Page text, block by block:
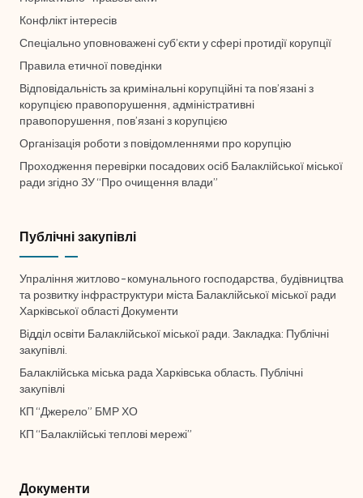
Конфлікт інтересів
Спеціально уповноважені суб’єкти у сфері протидії корупції
Правила етичної поведінки
Відповідальність за кримінальні корупційні та пов’язані з
корупцією правопорушення, адміністративні
правопорушення, пов’язані з корупцією
Організація роботи з повідомленнями про корупцію
Проходження перевірки посадових осіб Балаклійської міської
ради згідно ЗУ “Про очищення влади”
Публічні закупівлі
Упраління житлово-комунального господарства, будівництва
та розвитку інфраструктури міста Балаклійської міської ради
Харківської області Документи
Відділ освіти Балаклійської міської ради. Закладка: Публічні
закупівлі.
Балаклійська міська рада Харківська область. Публічні
закупівлі
КП “Джерело” БМР ХО
КП “Балаклійські теплові мережі”
Документи